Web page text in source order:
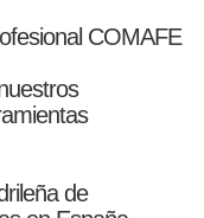
COMAFE
de